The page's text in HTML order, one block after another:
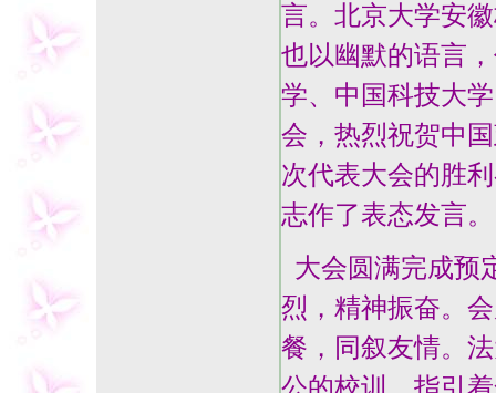
言。北京大学安
也以幽默的语言
学、中国科技大
会，热烈祝贺中
次代表大会的胜
志作了表态发言。
大会圆满完成预
烈，精神振奋。
餐，同叙友情。